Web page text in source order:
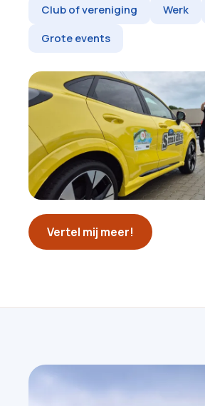
Club of vereniging
Werk
Grote events
Vertel mij meer!